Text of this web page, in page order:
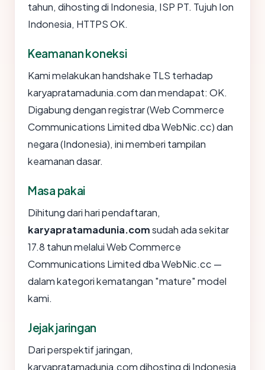
tahun, dihosting di Indonesia, ISP PT. Tujuh Ion
Indonesia, HTTPS OK.
Keamanan koneksi
Kami melakukan handshake TLS terhadap
karyapratamadunia.com dan mendapat: OK.
Digabung dengan registrar (Web Commerce
Communications Limited dba WebNic.cc) dan
negara (Indonesia), ini memberi tampilan
keamanan dasar.
Masa pakai
Dihitung dari hari pendaftaran,
karyapratamadunia.comsudah ada sekitar
17.8 tahun melalui Web Commerce
Communications Limited dba WebNic.cc —
dalam kategori kematangan "mature" model
kami.
Jejak jaringan
Dari perspektif jaringan,
karyapratamadunia.com dihosting di Indonesia